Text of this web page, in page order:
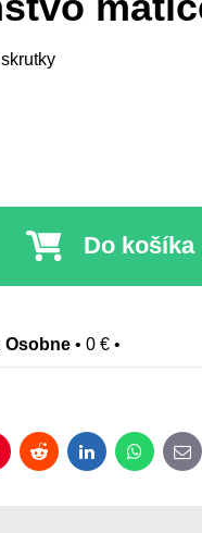
Do košíka
Osobne• 0 € •
RedditLinkedIn E-